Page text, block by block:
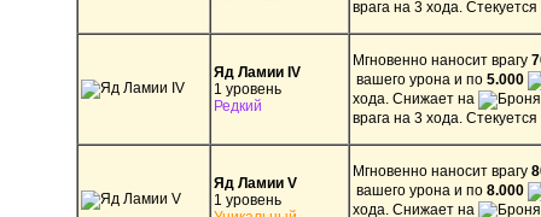
врага на 3 хода.
Яд Ламии IV
1 уровень
Редкий
Мгновенно наносит врагу
вашего урона и по 5.000
хода. Снижает на
врага на 3 хода.
Яд Ламии V
1 уровень
Мгновенно наносит врагу
вашего урона и по 8.000
хода. Снижает на